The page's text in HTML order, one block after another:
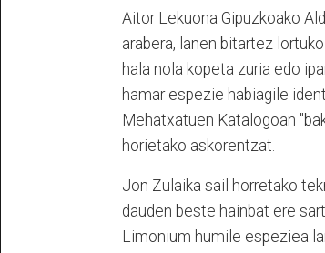
Aitor Lekuona Gipuzkoako
arabera, lanen bitartez
hala nola kopeta zuria edo
hamar espezie habiagile
Mehatxatuen Katalogoan
horietako askorentzat.
Jon Zulaika sail horretako
dauden beste hainbat ere
Limonium humile espeziea